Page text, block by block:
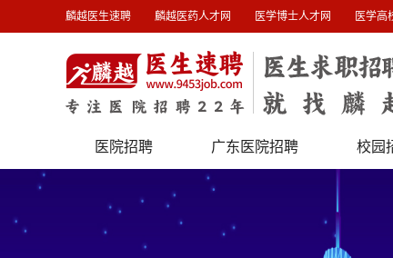
麟越医生速聘 麟越医药人才网 医学博士人才网 医学高
医院招聘 广东医院招聘 校园